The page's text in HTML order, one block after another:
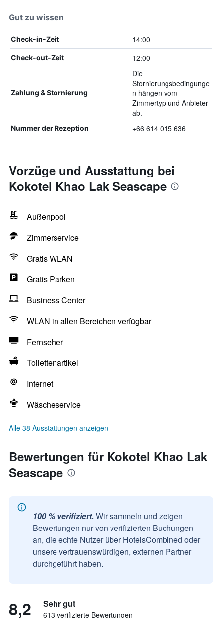
Gut zu wissen
Check-in-Zeit 14:00
Check-out-Zeit 12:00
Zahlung & Stornierung
Die
Stornierungsbedingunge
n hängen vom
Zimmertyp und Anbieter
ab.
Nummer der Rezeption +66 614 015 636
Vorzüge und Ausstattung bei
Kokotel Khao Lak Seascape
Außenpool
Zimmerservice
Gratis WLAN
Gratis Parken
Business Center
WLAN in allen Bereichen verfügbar
Fernseher
Toilettenartikel
Internet
Wäscheservice
Alle 38 Ausstattungen anzeigen
Bewertungen für Kokotel Khao Lak
Seascape
100 % verifiziert. Wir sammeln und zeigen
Bewertungen nur von verifizierten Buchungen
an, die echte Nutzer über HotelsCombined oder
unsere vertrauenswürdigen, externen Partner
durchgeführt haben.
8,2 Sehr gut
613 verifizierte Bewertungen